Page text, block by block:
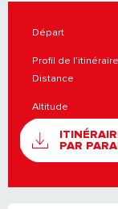
Départ
Profil de l’itinéraire
Distance
Altitude
PAR